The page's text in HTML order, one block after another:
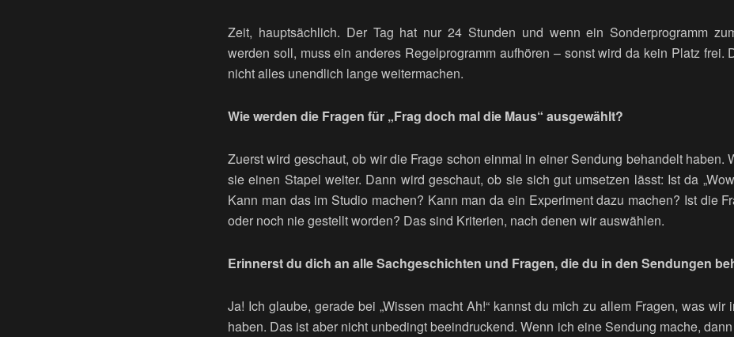
Zeit, hauptsächlich. Der Tag hat nur 24 Stunden und wenn ein Sonderprogramm
werden soll, muss ein anderes Regelprogramm aufhören – sonst wird da kein Platz frei.
nicht alles unendlich lange weitermachen.
Wie werden die Fragen für „Frag doch mal die Maus“ ausgewählt?
Zuerst wird geschaut, ob wir die Frage schon einmal in einer Sendung behandelt haben.
sie einen Stapel weiter. Dann wird geschaut, ob sie sich gut umsetzen lässt: Ist da
Kann man das im Studio machen? Kann man da ein Experiment dazu machen? Ist die
oder noch nie gestellt worden? Das sind Kriterien, nach denen wir auswählen.
Erinnerst du dich an alle Sachgeschichten und Fragen, die du in den Sendungen
Ja! Ich glaube, gerade bei „Wissen macht Ah!“ kannst du mich zu allem Fragen, was wir
haben. Das ist aber nicht unbedingt beeindruckend. Wenn ich eine Sendung mache,